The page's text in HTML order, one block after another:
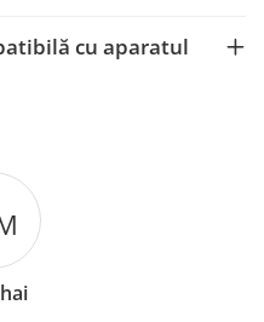
cu aparatul